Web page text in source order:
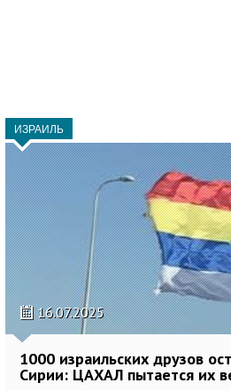
ИЗРАИЛЬ
16.07.2025
1000 израильских друзов
Сирии: ЦАХАЛ пытается их